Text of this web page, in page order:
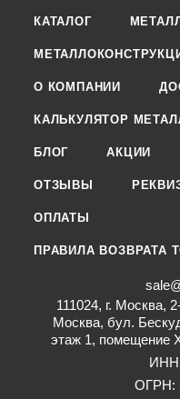
КАТАЛОГ
О КОМПАНИИ
КАЛЬКУЛЯТОР
БЛОГ АКЦИИ
ОТЗЫВЫ
ОПЛАТЫ
ПРАВИЛА ВОЗВРАТА
111024, г. Москва,
Москва, бул.
этаж 1, помещение
ОГРН: